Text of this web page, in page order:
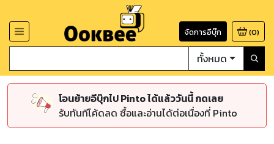
จัดการอีบุ๊ก (0)
ทั้งหมด
โอนย้ายอีบุ๊กไป Pinto ได้แล้ววันนี้ กดเลย
รับทันทีโค้ดลด ซื้อและอ่านได้ต่อเนื่องที่ Pinto